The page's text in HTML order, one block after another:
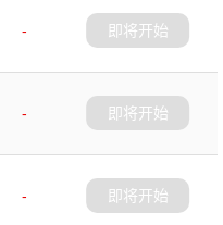
-
即将开始
-
即将开始
-
即将开始